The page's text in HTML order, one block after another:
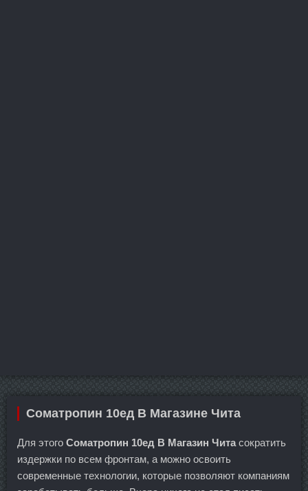
Cоматропин 10ед В Магазине Чита
Для этого Cоматропин 10ед В Магазин Чита сократить
издержки по всем фронтам, а можно освоить
современные технологии, которые позволяют компаниям